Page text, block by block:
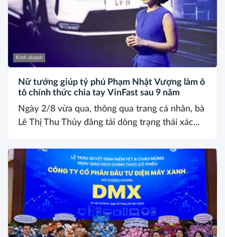
Kinh doanh
Nữ tướng giúp tỷ phú Phạm Nhật Vượng làm ô
tô chính thức chia tay VinFast sau 9 năm
Ngày 2/8 vừa qua, thông qua trang cá nhân, bà
Lê Thị Thu Thủy đăng tải dòng trạng thái xác...